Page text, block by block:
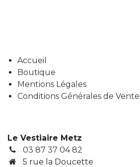
Accueil
Boutique
Mentions Légales
Conditions Générales de Vente
Le Vestiaire Metz
03 87 37 04 82
5 rue la Doucette